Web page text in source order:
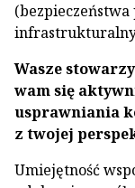
Wasze
wam się
usprawniania
z twojej
Umiejętność